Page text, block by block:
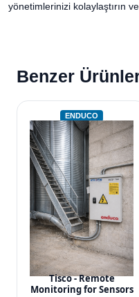
yönetimlerinizi kolaylaştırın
Benzer
ENDUCO
Tisco - Remote
Monitoring for Sensors